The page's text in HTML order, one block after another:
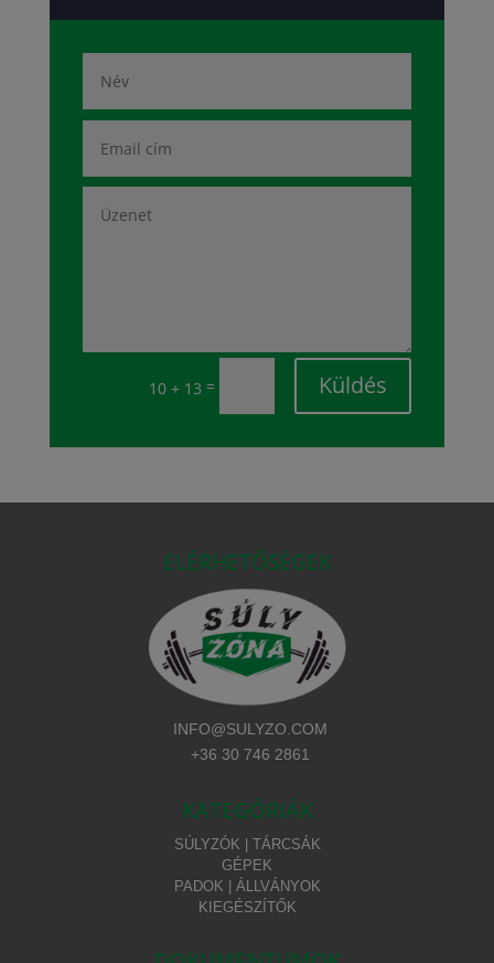
10 + 13 = Küldés
ELÉRHETŐSÉGEK
INFO@SULYZO.COM
+36 30 746 2861
KATEGÓRIÁK
SÚLYZÓK | TÁRCSÁK
GÉPEK
PADOK | ÁLLVÁNYOK
KIEGÉSZÍTŐK